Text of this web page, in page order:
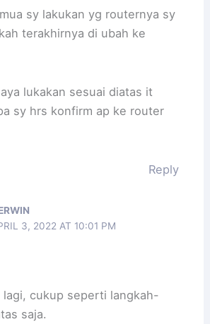
sy lakukan yg routernya sy
terakhirnya di ubah ke
lukakan sesuai diatas it
sy hrs konfirm ap ke router
Reply
3, 2022 AT 10:01 PM
lagi, cukup seperti langkah-
saja.